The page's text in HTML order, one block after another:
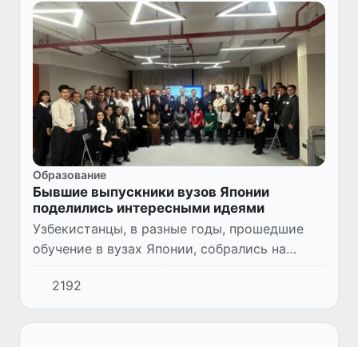
Образование
Бывшие выпускники вузов Японии
поделились интересными идеями
Узбекистанцы, в разные годы, прошедшие
обучение в вузах Японии, собрались на
встречу, чтобы обсудить какие идеи они
могут предложить для развития системы
образования. Впервые орган...
2192